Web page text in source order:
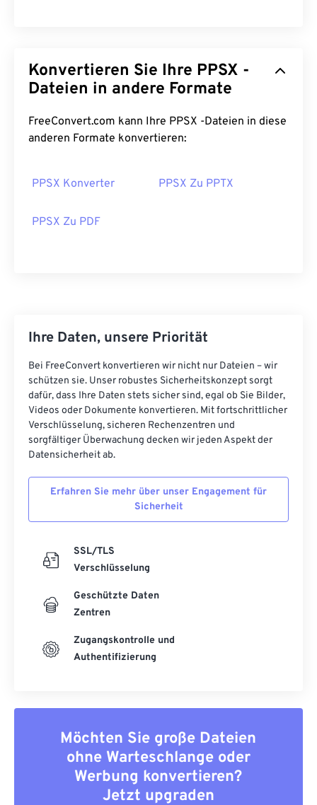
Konvertieren Sie Ihre PPSX -
Dateien in andere Formate
FreeConvert.com kann Ihre PPSX -Dateien in diese
anderen Formate konvertieren:
PPSX Konverter PPSX Zu PPTX
PPSX Zu PDF
Ihre Daten, unsere Priorität
Bei FreeConvert konvertieren wir nicht nur Dateien – wir
schützen sie. Unser robustes Sicherheitskonzept sorgt
dafür, dass Ihre Daten stets sicher sind, egal ob Sie Bilder,
Videos oder Dokumente konvertieren. Mit fortschrittlicher
Verschlüsselung, sicheren Rechenzentren und
sorgfältiger Überwachung decken wir jeden Aspekt der
Datensicherheit ab.
Erfahren Sie mehr über unser Engagement für
Sicherheit
SSL/TLS
Verschlüsselung
Geschützte Daten
Zentren
Zugangskontrolle und
Authentifizierung
Möchten Sie große Dateien
ohne Warteschlange oder
Werbung konvertieren?
Jetzt upgraden